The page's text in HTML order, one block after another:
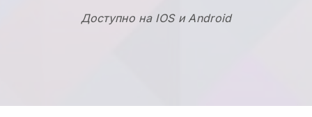
Доступно на IOS и Android